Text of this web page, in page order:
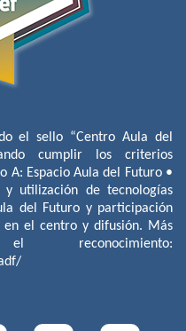
el sello “Centro Aula del
cumplir los criterios
A: Espacio Aula del Futuro •
utilización de tecnologías
del Futuro y participación
el centro y difusión. Más
reconocimiento: